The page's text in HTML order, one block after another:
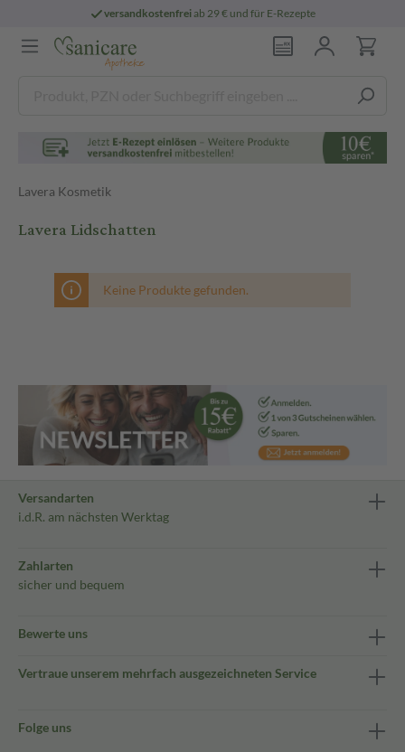
versandkostenfreiab 29 € und für E-Rezepte
Lavera Kosmetik
Lavera Lidschatten
Keine Produkte gefunden.
Versandarten
i.d.R. am nächsten Werktag
Zahlarten
sicher und bequem
Bewerte uns
Vertraue unserem mehrfach ausgezeichneten Service
Folge uns